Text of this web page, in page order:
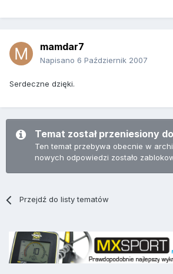
mamdar7
Napisano 6 Październik 2007
Serdeczne dzięki.
Temat został przeniesiony
Ten temat przebywa obecnie w
nowych odpowiedzi zostało
Przejdź do listy tematów